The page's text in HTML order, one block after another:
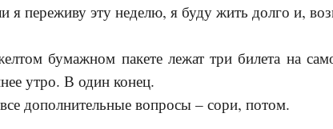
я переживу эту неделю, я буду жить долго и,
бумажном пакете лежат три билета на
утро. В один конец.
дополнительные вопросы – сори, потом.